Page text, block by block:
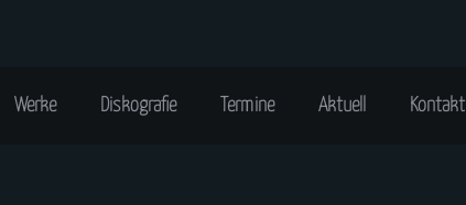
Werke Diskografie Termine Aktuell Kontakt